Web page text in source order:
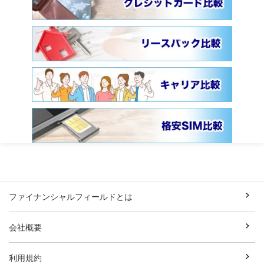
ファイナンシャルフィールドとは
会社概要
利用規約